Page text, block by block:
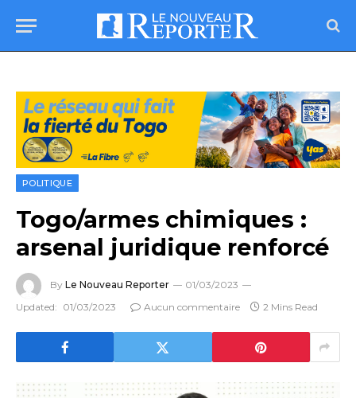
POLITIQUE
Togo/armes chimiques :
arsenal juridique renforcé
By Le Nouveau Reporter
01/03/2023
Updated: 01/03/2023 Aucun commentaire 2 Mins Read